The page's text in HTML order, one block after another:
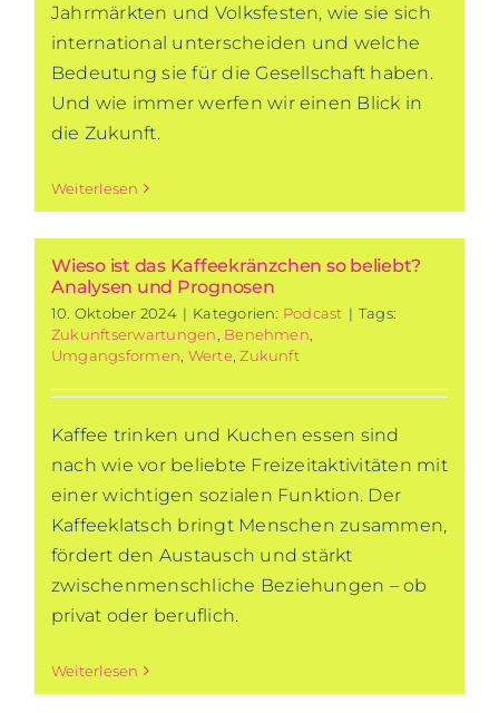
Jahrmärkten und Volksfesten, wie sie sich
international unterscheiden und welche
Bedeutung sie für die Gesellschaft haben.
Und wie immer werfen wir einen Blick in
die Zukunft.
Weiterlesen
Wieso ist das Kaffeekränzchen so beliebt?
Analysen und Prognosen
10. Oktober 2024 | Kategorien: Podcast | Tags:
Zukunftserwartungen Benehmen
Umgangsformen Werte ,Zukunft
Kaffee trinken und Kuchen essen sind
nach wie vor beliebte Freizeitaktivitäten mit
einer wichtigen sozialen Funktion. Der
Kaffeeklatsch bringt Menschen zusammen,
fördert den Austausch und stärkt
zwischenmenschliche Beziehungen – ob
privat oder beruflich.
Weiterlesen